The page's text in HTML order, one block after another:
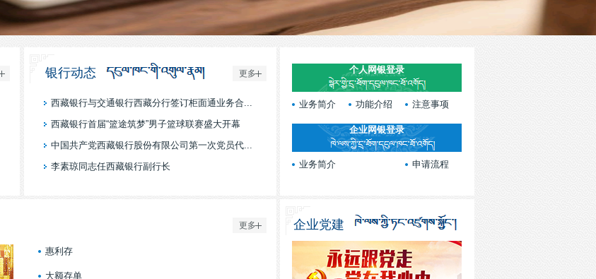
银行动态 更多
西藏银行与交通银行西藏分行签订柜面通业务合...
西藏银行首届“篮途筑梦”男子篮球联赛盛大开幕
中国共产党西藏银行股份有限公司第一次党员代...
李素琼同志任西藏银行副行长
更多
惠利存
大额存单
个人网银登录
业务简介 功能介绍 注意事项
企业网银登录
业务简介 申请流程
企业党建